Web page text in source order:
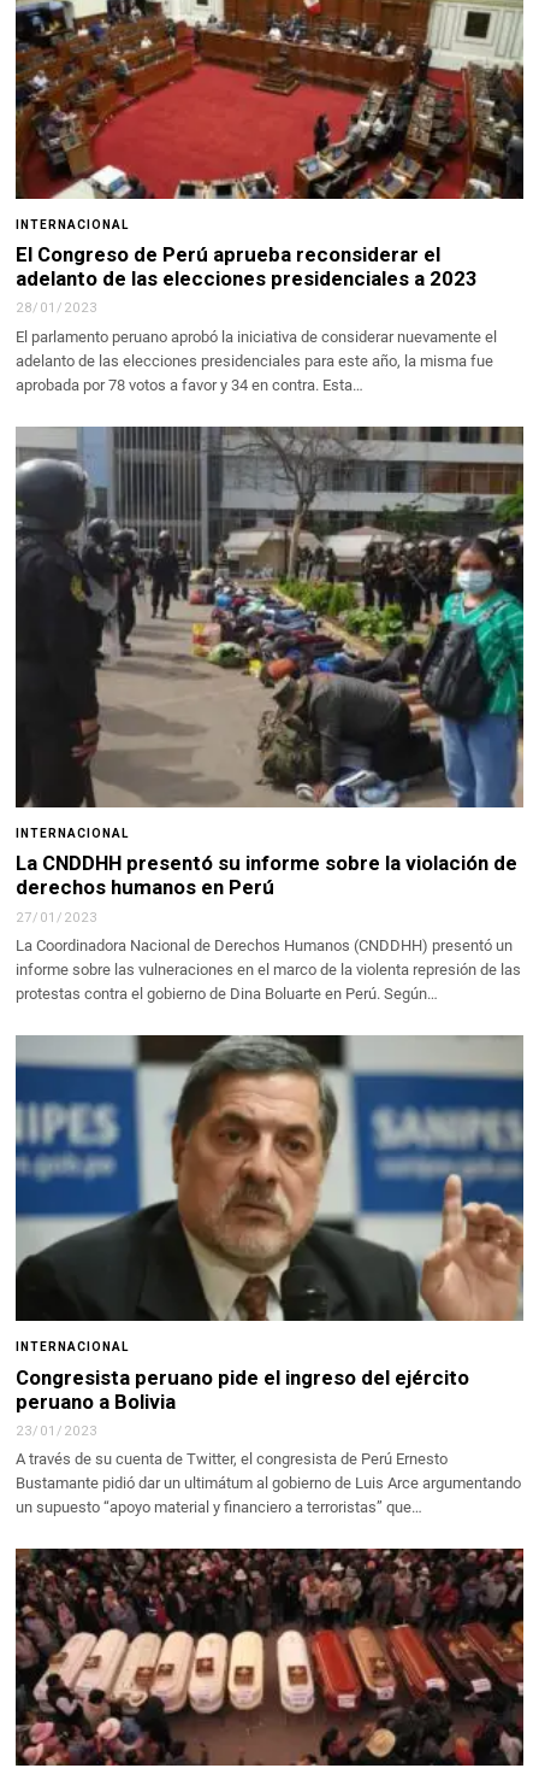
INTERNACIONAL
El Congreso de Perú aprueba reconsiderar el
adelanto de las elecciones presidenciales a 2023
28/01/2023
El parlamento peruano aprobó la iniciativa de considerar nuevamente el
adelanto de las elecciones presidenciales para este año, la misma fue
aprobada por 78 votos a favor y 34 en contra. Esta…
INTERNACIONAL
La CNDDHH presentó su informe sobre la violación de
derechos humanos en Perú
27/01/2023
La Coordinadora Nacional de Derechos Humanos (CNDDHH) presentó un
informe sobre las vulneraciones en el marco de la violenta represión de las
protestas contra el gobierno de Dina Boluarte en Perú. Según…
INTERNACIONAL
Congresista peruano pide el ingreso del ejército
peruano a Bolivia
23/01/2023
A través de su cuenta de Twitter, el congresista de Perú Ernesto
Bustamante pidió dar un ultimátum al gobierno de Luis Arce argumentando
un supuesto “apoyo material y financiero a terroristas” que…